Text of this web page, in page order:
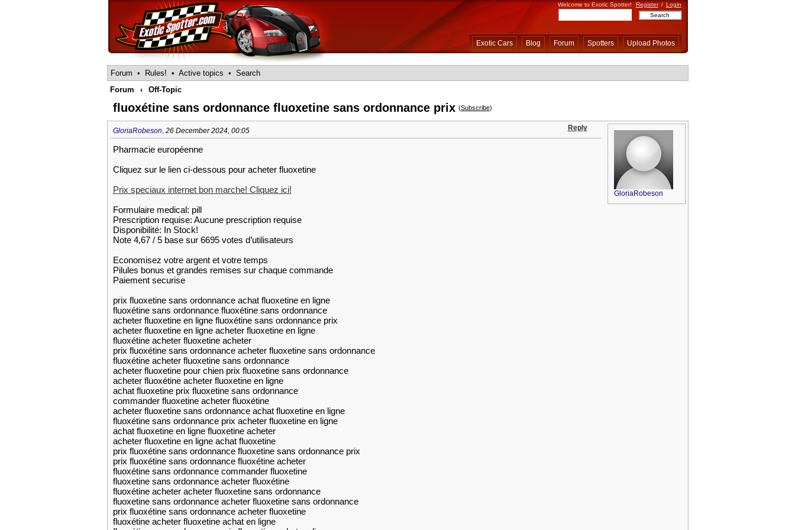
Welcome to Exotic Spotter! Register / Login
Exotic Cars Blog Forum Spotters Upload Photos
Forum • Rules! • Active topics • Search
Forum
‹ Off-Topic
fluoxétine sans ordonnance fluoxetine sans ordonnance prix (Subscribe)
GloriaRobeson, 26 December 2024, 00:05 Reply
Pharmacie européenne
Cliquez sur le lien ci-dessous pour acheter fluoxetine
Prix speciaux internet bon marche! Cliquez ici!
Formulaire medical: pill
Prescription requise: Aucune prescription requise
Disponibilité: In Stock!
Note 4,67 / 5 base sur 6695 votes d’utilisateurs
Economisez votre argent et votre temps
Pilules bonus et grandes remises sur chaque commande
Paiement securise
prix fluoxetine sans ordonnance achat fluoxetine en ligne
fluoxétine sans ordonnance fluoxétine sans ordonnance
acheter fluoxetine en ligne fluoxétine sans ordonnance prix
acheter fluoxetine en ligne acheter fluoxetine en ligne
fluoxétine acheter fluoxetine acheter
prix fluoxétine sans ordonnance acheter fluoxetine sans ordonnance
fluoxétine acheter fluoxetine sans ordonnance
acheter fluoxetine pour chien prix fluoxetine sans ordonnance
acheter fluoxétine acheter fluoxetine en ligne
achat fluoxetine prix fluoxetine sans ordonnance
commander fluoxetine acheter fluoxétine
acheter fluoxetine sans ordonnance achat fluoxetine en ligne
fluoxétine sans ordonnance prix acheter fluoxetine en ligne
achat fluoxetine en ligne fluoxetine acheter
acheter fluoxetine en ligne achat fluoxetine
prix fluoxétine sans ordonnance fluoxetine sans ordonnance prix
prix fluoxétine sans ordonnance fluoxétine acheter
fluoxétine sans ordonnance commander fluoxetine
fluoxetine sans ordonnance acheter fluoxétine
fluoxétine acheter acheter fluoxetine sans ordonnance
fluoxetine sans ordonnance acheter fluoxetine sans ordonnance
prix fluoxétine sans ordonnance acheter fluoxetine
fluoxétine acheter fluoxetine achat en ligne
GloriaRobeson